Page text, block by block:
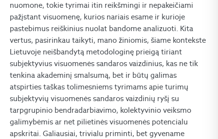
nuomone, tokie tyrimai itin reikšmingi ir nepakeičiami
pažįstant visuomenę, kurios nariais esame ir kurioje
pastebimus reiškinius nuolat bandome analizuoti. Kita
vertus, pasirinkau taikyti, mano žiniomis, šiame kontekste
Lietuvoje neišbandytą metodologinę prieigą tiriant
subjektyvius visuomenės sandaros vaizdinius, kas ne tik
tenkina akademinį smalsumą, bet ir būtų galimas
atspirties taškas tolimesniems tyrimams apie turimų
subjektyvių visuomenės sandaros vaizdinių ryšį su
tarpgrupinio bendradarbiavimo, kolektyvinio veiksmo
galimybėmis ar net pilietinės visuomenės potencialu
apskritai. Galiausiai, trivialu priminti, bet gyvename